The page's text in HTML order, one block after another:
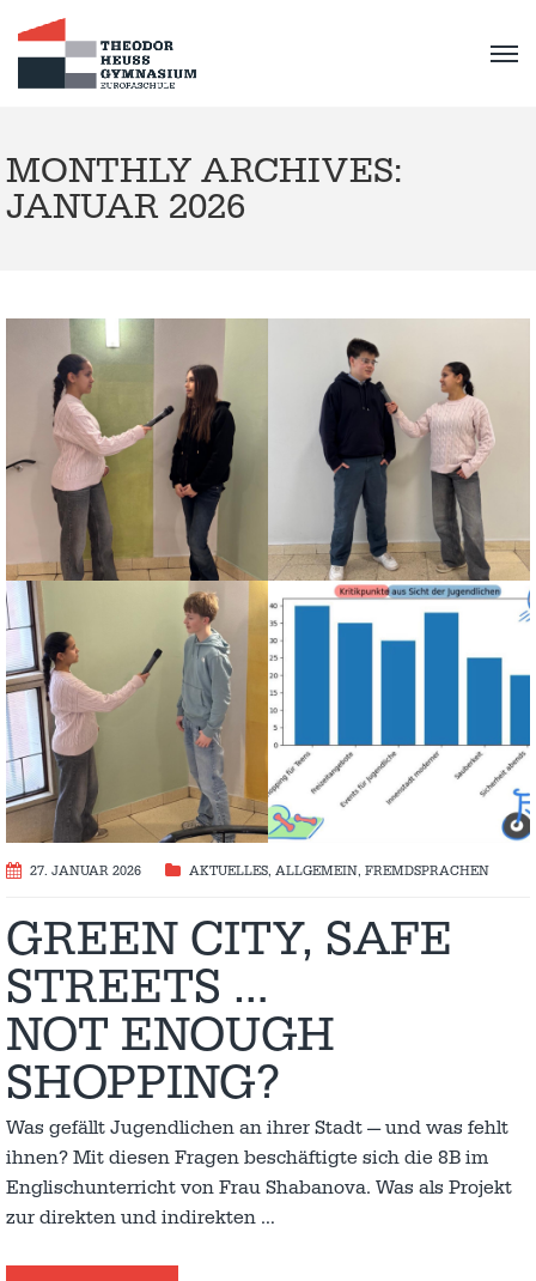
MONTHLY ARCHIVES:
JANUAR 2026
27. JANUAR 2026 AKTUELLES, ALLGEMEIN, FREMDSPRACHEN
GREEN CITY, SAFE
STREETS …
NOT ENOUGH
SHOPPING?
Was gefällt Jugendlichen an ihrer Stadt — und was fehlt
ihnen? Mit diesen Fragen beschäftigte sich die 8B im
Englischunterricht von Frau Shabanova. Was als Projekt
zur direkten und indirekten …